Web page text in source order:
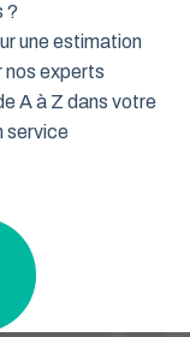
?
une estimation
nos experts
A à Z dans votre
service